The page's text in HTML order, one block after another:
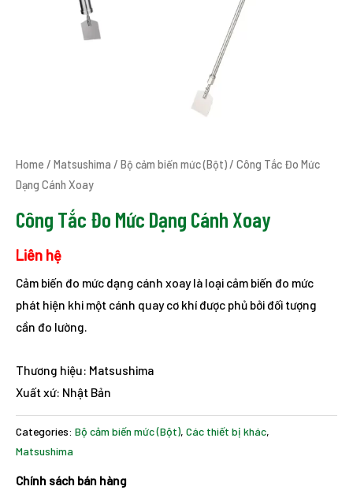
Home / Matsushima / Bộ cảm biến mức (Bột)/ Công Tắc Đo Mức
Dạng Cánh Xoay
Công Tắc Đo Mức Dạng Cánh Xoay
Liên hệ
Cảm biến đo mức dạng cánh xoay là loại cảm biến đo mức
phát hiện khi một cánh quay cơ khí được phủ bởi đối tượng
cần đo lường.
Thương hiệu: Matsushima
Xuất xứ: Nhật Bản
Categories: Bộ cảm biến mức (Bột), Các thiết bị khác,
Matsushima
Chính sách bán hàng